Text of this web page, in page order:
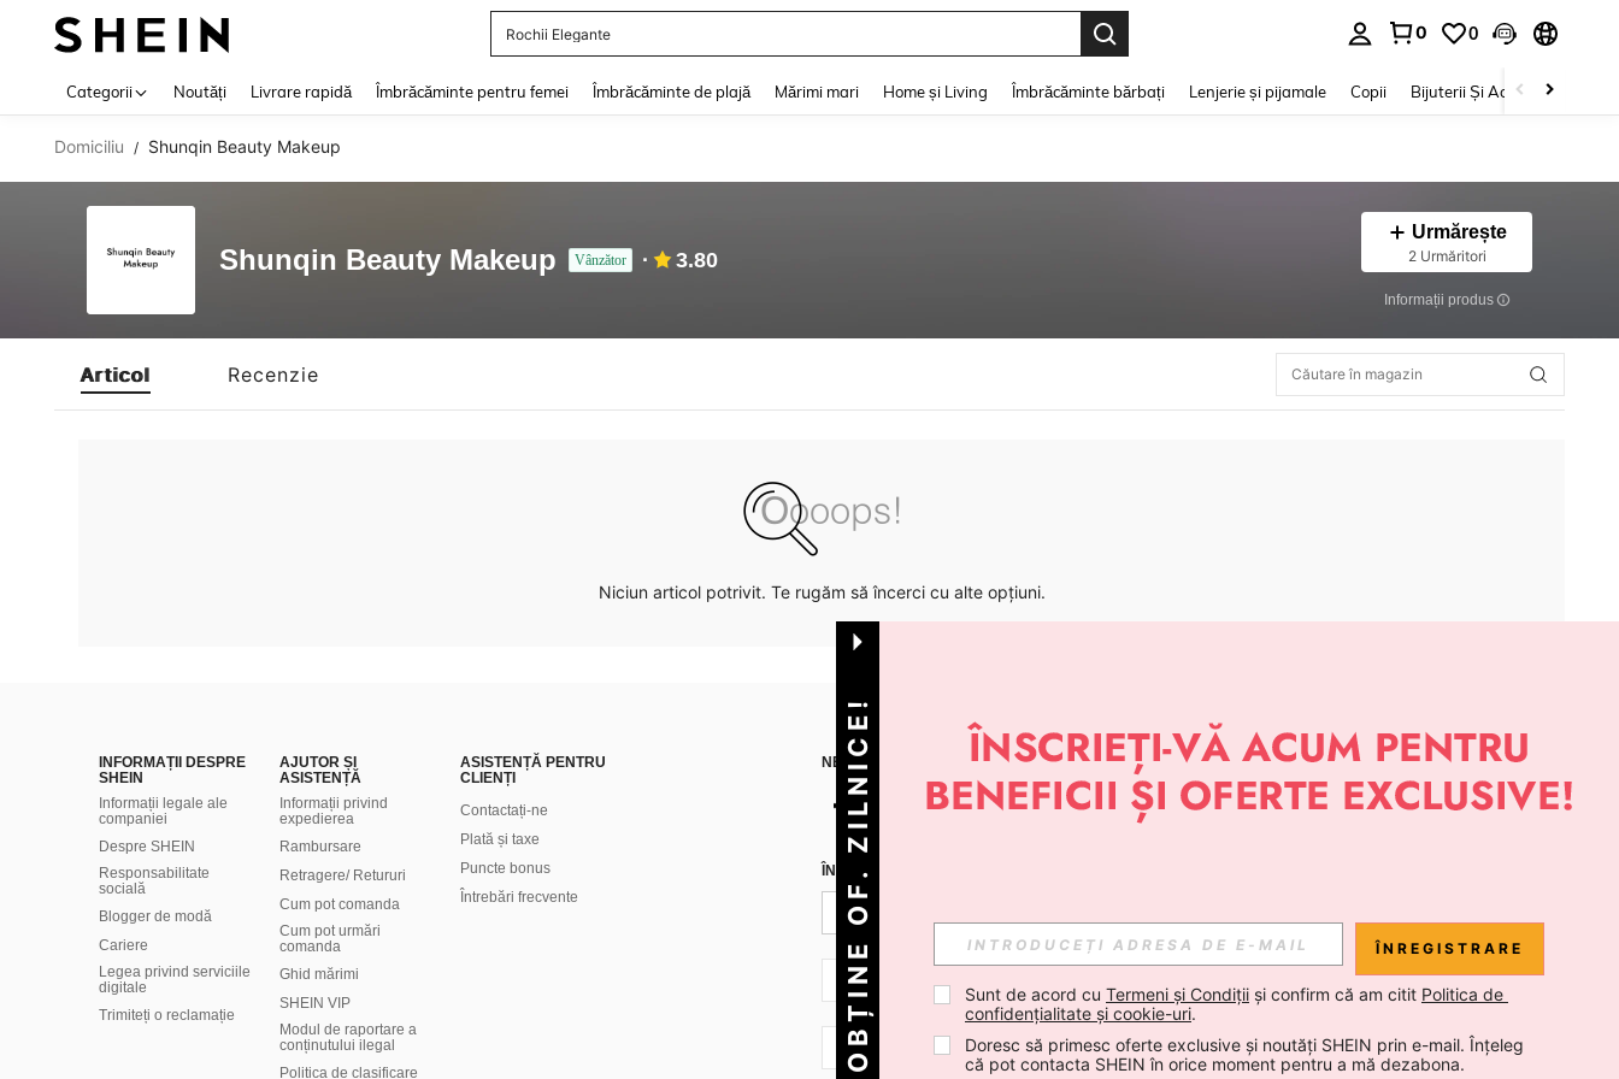
Rochii Elegante
0 0
Categorii Noutăți Livrare rapidă Îmbrăcăminte pentru femei Îmbrăcăminte de plajă Mărimi mari Home și Living Îmbrăcăminte bărbați Lenjerie și pijamale Copii Bijuterii Și Accesorii
Domiciliu / Shunqin Beauty Makeup
Shunqin Beauty Makeup Vânzător 3.80
Urmărește
2 Urmăritori
Informații produs
Articol Recenzie
Niciun articol potrivit. Te rugăm să încerci cu alte opțiuni.
INFORMAȚII DESPRE
SHEIN
Informații legale ale
companiei
Despre SHEIN
Responsabilitate
socială
Blogger de modă
Cariere
Legea privind serviciile
digitale
Trimiteți o reclamație
AJUTOR ȘI
ASISTENȚĂ
Informații privind
expedierea
Rambursare
Retragere/ Retururi
Cum pot comanda
Cum pot urmări
comanda
Ghid mărimi
SHEIN VIP
Modul de raportare a
conținutului ilegal
Politica de clasificare
ASISTENȚĂ PENTRU
CLIENȚI
Contactați-ne
Plată și taxe
Puncte bonus
Întrebări frecvente
NE GĂSEȘTI PE APLICAȚIE
ÎNREGISTREAZĂ-TE PENTRU A PRIMI NOUTĂȚI DESPRE STIL DE LA SHEIN
RO + 40 Abonare
RO + 40 Abonare
OBȚINE OF. ZILNICE! ÎNREGISTRARE
Sunt de acord cu Termeni și Condiții și confirm că am citit Politica de
confidențialitate și cookie-uri.
Doresc să primesc oferte exclusive și noutăți SHEIN prin e-mail. Înțeleg
că pot contacta SHEIN în orice moment pentru a mă dezabona.